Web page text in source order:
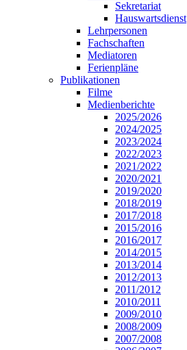
Sekretariat
Hauswartsdienst
Lehrpersonen
Fachschaften
Mediatoren
Ferienpläne
Publikationen
Filme
Medienberichte
2025/2026
2024/2025
2023/2024
2022/2023
2021/2022
2020/2021
2019/2020
2018/2019
2017/2018
2015/2016
2016/2017
2014/2015
2013/2014
2012/2013
2011/2012
2010/2011
2009/2010
2008/2009
2007/2008